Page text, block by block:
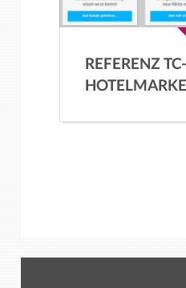
REFERENZ TC-